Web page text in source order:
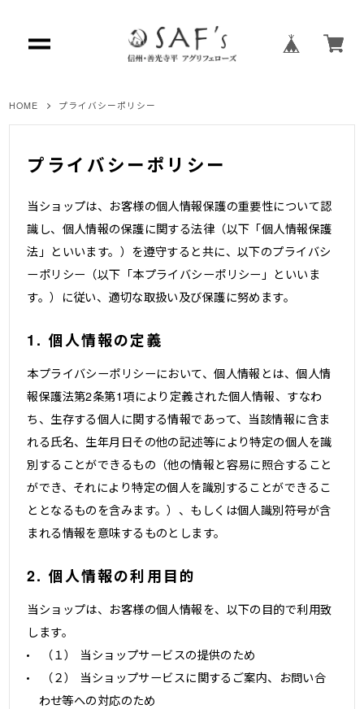
HOME プライバシーポリシー
プライバシーポリシー
当ショップは、お客様の個人情報保護の重要性について認
識し、個人情報の保護に関する法律（以下「個人情報保護
法」といいます。）を遵守すると共に、以下のプライバシ
ーポリシー（以下「本プライバシーポリシー」といいま
す。）に従い、適切な取扱い及び保護に努めます。
1. 個人情報の定義
本プライバシーポリシーにおいて、個人情報とは、個人情
報保護法第2条第1項により定義された個人情報、すなわ
ち、生存する個人に関する情報であって、当該情報に含ま
れる氏名、生年月日その他の記述等により特定の個人を識
別することができるもの（他の情報と容易に照合すること
ができ、それにより特定の個人を識別することができるこ
ととなるものを含みます。）、もしくは個人識別符号が含
まれる情報を意味するものとします。
2. 個人情報の利用目的
当ショップは、お客様の個人情報を、以下の目的で利用致
します。
（１） 当ショップサービスの提供のため
（２） 当ショップサービスに関するご案内、お問い合
わせ等への対応のため